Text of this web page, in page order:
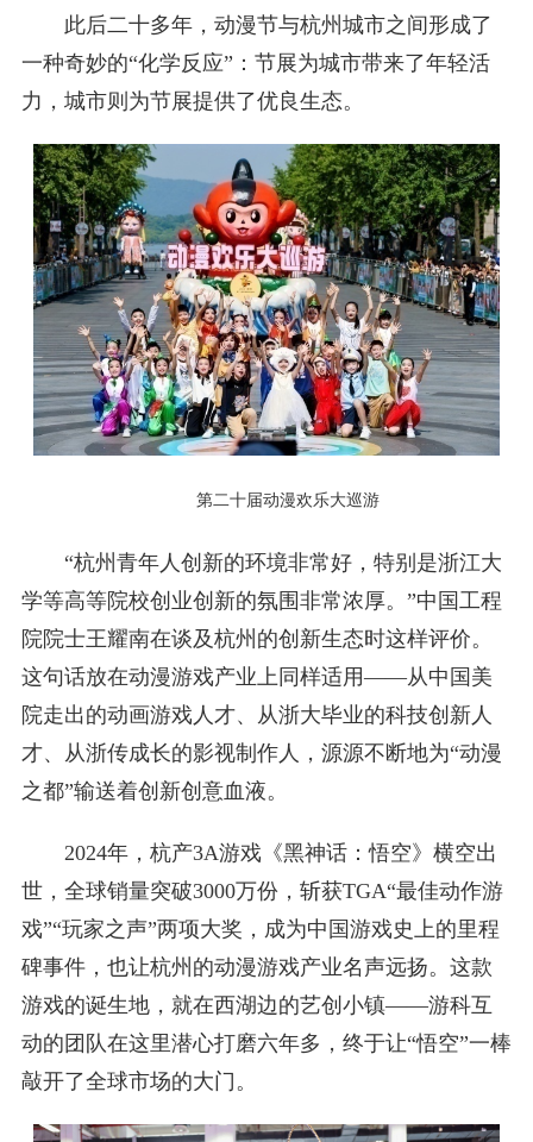
此后二十多年，动漫节与杭州城市之间形成了
一种奇妙的“化学反应”：节展为城市带来了年轻活
力，城市则为节展提供了优良生态。
第二十届动漫欢乐大巡游
“杭州青年人创新的环境非常好，特别是浙江大
学等高等院校创业创新的氛围非常浓厚。”中国工程
院院士王耀南在谈及杭州的创新生态时这样评价。
这句话放在动漫游戏产业上同样适用——从中国美
院走出的动画游戏人才、从浙大毕业的科技创新人
才、从浙传成长的影视制作人，源源不断地为“动漫
之都”输送着创新创意血液。
2024年，杭产3A游戏《黑神话：悟空》横空出
世，全球销量突破3000万份，斩获TGA“最佳动作游
戏”“玩家之声”两项大奖，成为中国游戏史上的里程
碑事件，也让杭州的动漫游戏产业名声远扬。这款
游戏的诞生地，就在西湖边的艺创小镇——游科互
动的团队在这里潜心打磨六年多，终于让“悟空”一棒
敲开了全球市场的大门。